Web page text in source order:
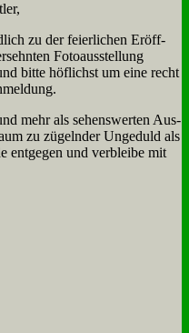
zu der fei­er­li­chen Er­öff­
Fo­to­aus­stel­lung
bit­te höf­lichst um ei­ne recht
mehr als se­hens­wer­ten Aus­
zu zü­geln­der Un­ge­duld als
ent­ge­gen und ver­blei­be mit